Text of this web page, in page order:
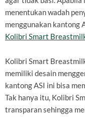
menentukan wadah
menggunakan kantong
Kolibri Smart
Kolibri Smart
memiliki desain
kantong ASI ini bisa
Tak hanya itu, Kolibri
transparan sehingga